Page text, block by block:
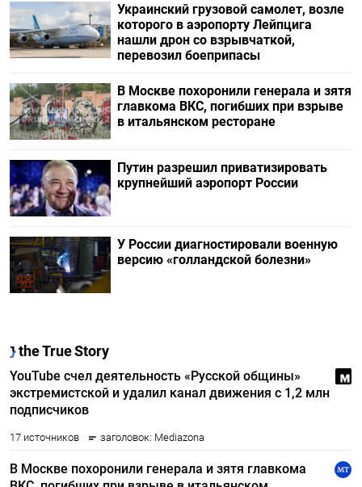
Украинский грузовой самолет, возле
которого в аэропорту Лейпцига
нашли дрон со взрывчаткой,
перевозил боеприпасы
В Москве похоронили генерала и зятя
главкома ВКС, погибших при взрыве
в итальянском ресторане
Путин разрешил приватизировать
крупнейший аэропорт России
У России диагностировали военную
версию «голландской болезни»